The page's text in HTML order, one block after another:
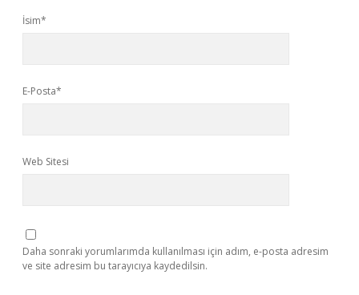
İsim*
E-Posta*
Web Sitesi
Daha sonraki yorumlarımda kullanılması için adım, e-posta adresim
ve site adresim bu tarayıcıya kaydedilsin.